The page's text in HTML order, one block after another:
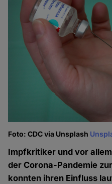
Foto: CDC via Unsplash
Impfkritiker und vor
der Corona-Pandemie
konnten ihren Einfluss